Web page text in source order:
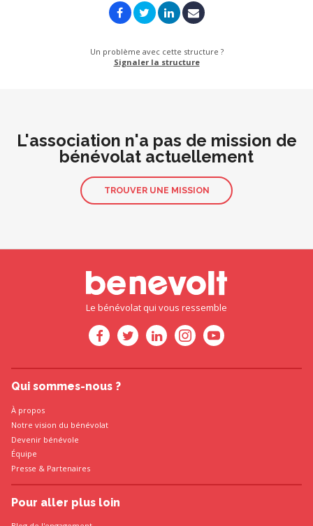
Un problème avec cette structure ?
Signaler la structure
L'association n'a pas de mission de
bénévolat actuellement
TROUVER UNE MISSION
Le bénévolat qui vous ressemble
Qui sommes-nous ?
À propos
Notre vision du bénévolat
Devenir bénévole
Équipe
Presse & Partenaires
Pour aller plus loin